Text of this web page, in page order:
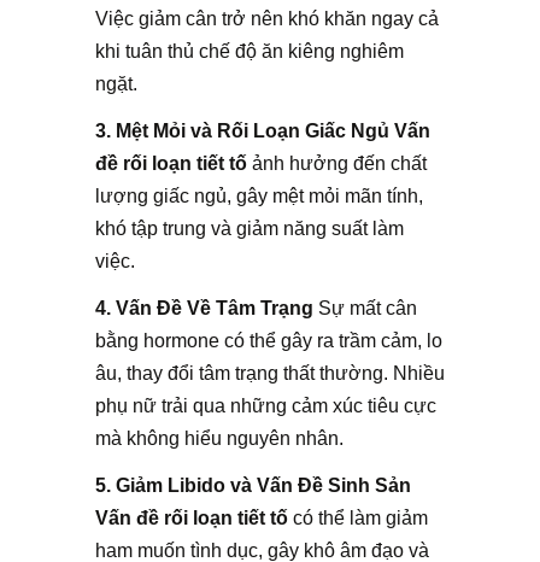
Việc giảm cân trở nên khó khăn ngay cả
khi tuân thủ chế độ ăn kiêng nghiêm
ngặt.
3. Mệt Mỏi và Rối Loạn Giấc Ngủ Vấn
đề rối loạn tiết tố ảnh hưởng đến chất
lượng giấc ngủ, gây mệt mỏi mãn tính,
khó tập trung và giảm năng suất làm
việc.
4. Vấn Đề Về Tâm Trạng Sự mất cân
bằng hormone có thể gây ra trầm cảm, lo
âu, thay đổi tâm trạng thất thường. Nhiều
phụ nữ trải qua những cảm xúc tiêu cực
mà không hiểu nguyên nhân.
5. Giảm Libido và Vấn Đề Sinh Sản
Vấn đề rối loạn tiết tố có thể làm giảm
ham muốn tình dục, gây khô âm đạo và